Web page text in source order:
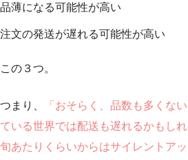
品薄になる可能性が高い
注文の発送が遅れる可能性が高い
この３つ。
つまり、
「おそらく、品数も多くな
ている世界では配送も遅れるかもし
旬あたりくらいからはサイレントア